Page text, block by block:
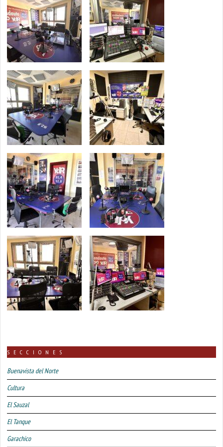
SECCIONES
Buenavista del Norte
Cultura
El Sauzal
El Tanque
Garachico